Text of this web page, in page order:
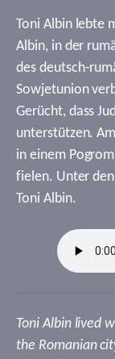
Toni Albin lebte
Albin, in der
des deutsch-
Sowjetunion
Gerücht, dass
unterstützen.
in einem
fielen. Unter
Toni Albin.
Toni Albin lived
the Romanian